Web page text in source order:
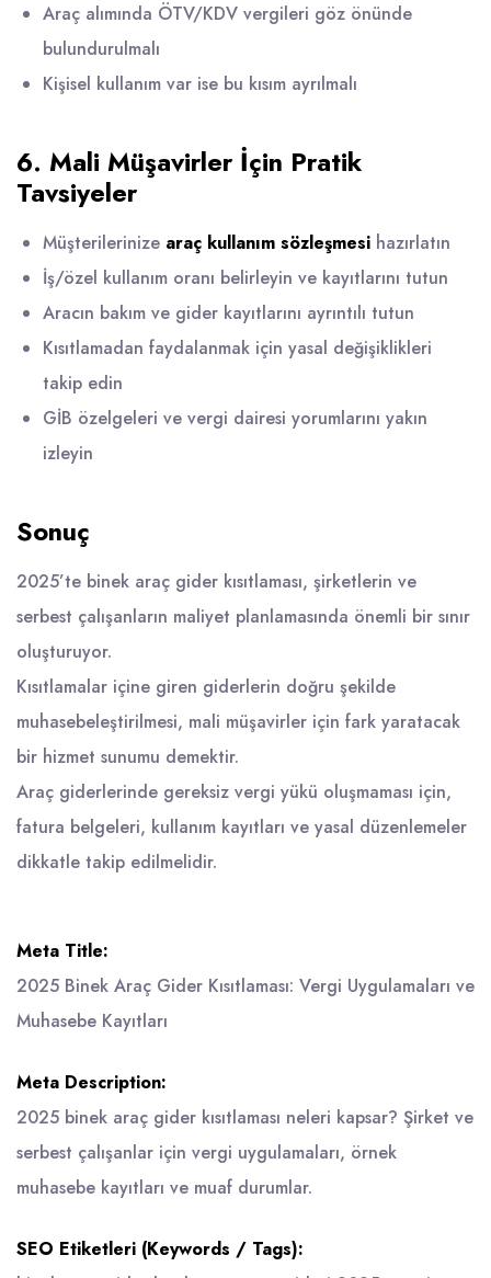
Araç alımında ÖTV/KDV vergileri göz önünde
bulundurulmalı
Kişisel kullanım var ise bu kısım ayrılmalı
6. Mali Müşavirler İçin Pratik
Tavsiyeler
Müşterilerinize araç kullanım sözleşmesi hazırlatın
İş/özel kullanım oranı belirleyin ve kayıtlarını tutun
Aracın bakım ve gider kayıtlarını ayrıntılı tutun
Kısıtlamadan faydalanmak için yasal değişiklikleri
takip edin
GİB özelgeleri ve vergi dairesi yorumlarını yakın
izleyin
Sonuç
2025’te binek araç gider kısıtlaması, şirketlerin ve
serbest çalışanların maliyet planlamasında önemli bir sınır
oluşturuyor.
Kısıtlamalar içine giren giderlerin doğru şekilde
muhasebeleştirilmesi, mali müşavirler için fark yaratacak
bir hizmet sunumu demektir.
Araç giderlerinde gereksiz vergi yükü oluşmaması için,
fatura belgeleri, kullanım kayıtları ve yasal düzenlemeler
dikkatle takip edilmelidir.
Meta Title:
2025 Binek Araç Gider Kısıtlaması: Vergi Uygulamaları ve
Muhasebe Kayıtları
Meta Description:
2025 binek araç gider kısıtlaması neleri kapsar? Şirket ve
serbest çalışanlar için vergi uygulamaları, örnek
muhasebe kayıtları ve muaf durumlar.
SEO Etiketleri (Keywords / Tags):